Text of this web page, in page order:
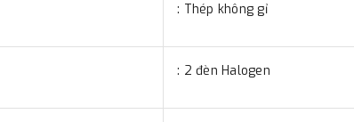
: Thép không gỉ
: 2 đèn Halogen